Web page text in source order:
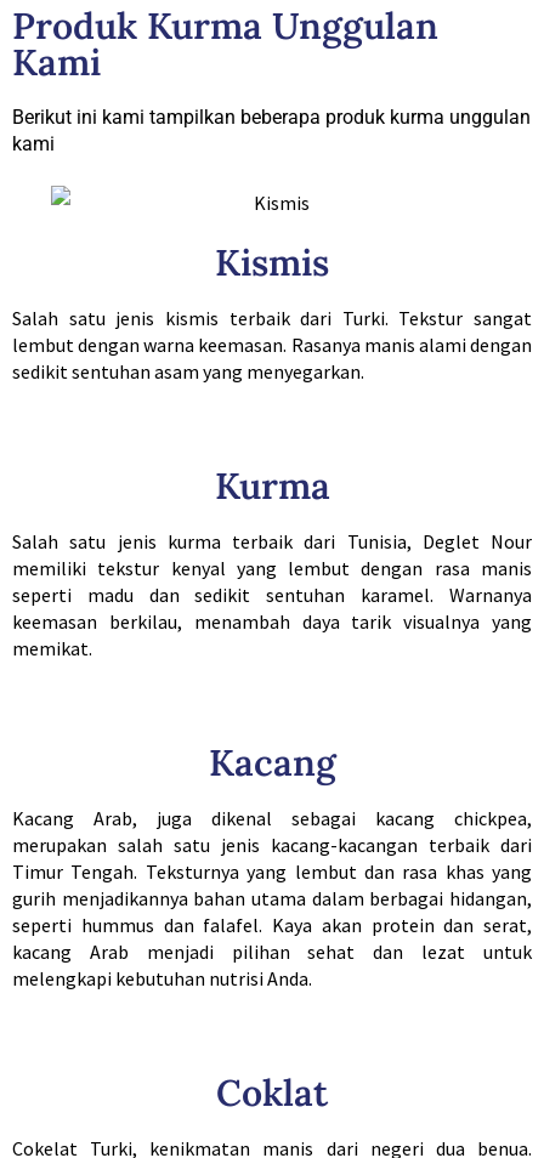
Produk Kurma Unggulan
Kami
Berikut ini kami tampilkan beberapa produk kurma unggulan
kami
Kismis
Salah satu jenis kismis terbaik dari Turki. Tekstur sangat
lembut dengan warna keemasan. Rasanya manis alami dengan
sedikit sentuhan asam yang menyegarkan.
Kurma
Salah satu jenis kurma terbaik dari Tunisia, Deglet Nour
memiliki tekstur kenyal yang lembut dengan rasa manis
seperti madu dan sedikit sentuhan karamel. Warnanya
keemasan berkilau, menambah daya tarik visualnya yang
memikat.
Kacang
Kacang Arab, juga dikenal sebagai kacang chickpea,
merupakan salah satu jenis kacang-kacangan terbaik dari
Timur Tengah. Teksturnya yang lembut dan rasa khas yang
gurih menjadikannya bahan utama dalam berbagai hidangan,
seperti hummus dan falafel. Kaya akan protein dan serat,
kacang Arab menjadi pilihan sehat dan lezat untuk
melengkapi kebutuhan nutrisi Anda.
Coklat
Cokelat Turki, kenikmatan manis dari negeri dua benua.